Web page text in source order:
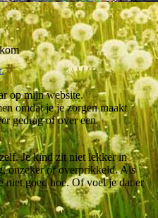
op mijn website.
omdat je je zorgen maakt
gedrag of over een
Je kind zit niet lekker in
onzeker of overprikkeld. Als
niet goed hoe. Of voel je dat er